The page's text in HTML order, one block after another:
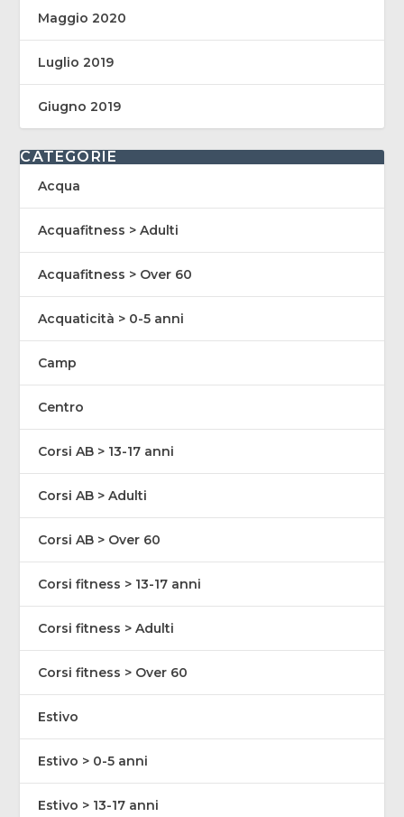
Maggio 2020
Luglio 2019
Giugno 2019
CATEGORIE
Acqua
Acquafitness > Adulti
Acquafitness > Over 60
Acquaticità > 0-5 anni
Camp
Centro
Corsi AB > 13-17 anni
Corsi AB > Adulti
Corsi AB > Over 60
Corsi fitness > 13-17 anni
Corsi fitness > Adulti
Corsi fitness > Over 60
Estivo
Estivo > 0-5 anni
Estivo > 13-17 anni